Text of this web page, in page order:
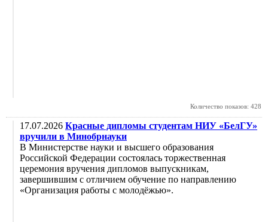
Количество показов: 428
17.07.2026 Красные дипломы студентам НИУ «БелГУ»
вручили в Минобрнауки
В Министерстве науки и высшего образования
Российской Федерации состоялась торжественная
церемония вручения дипломов выпускникам,
завершившим с отличием обучение по направлению
«Организация работы с молодёжью».